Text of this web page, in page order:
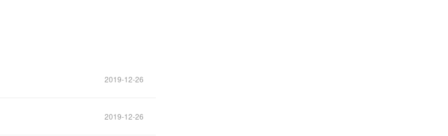
2019-12-26
2019-12-26